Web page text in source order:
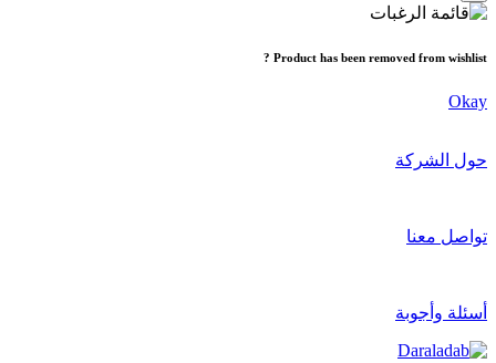
Product has been removed from wishlist ?
Okay
حول الشركة
تواصل معنا
أسئلة وأجوبة